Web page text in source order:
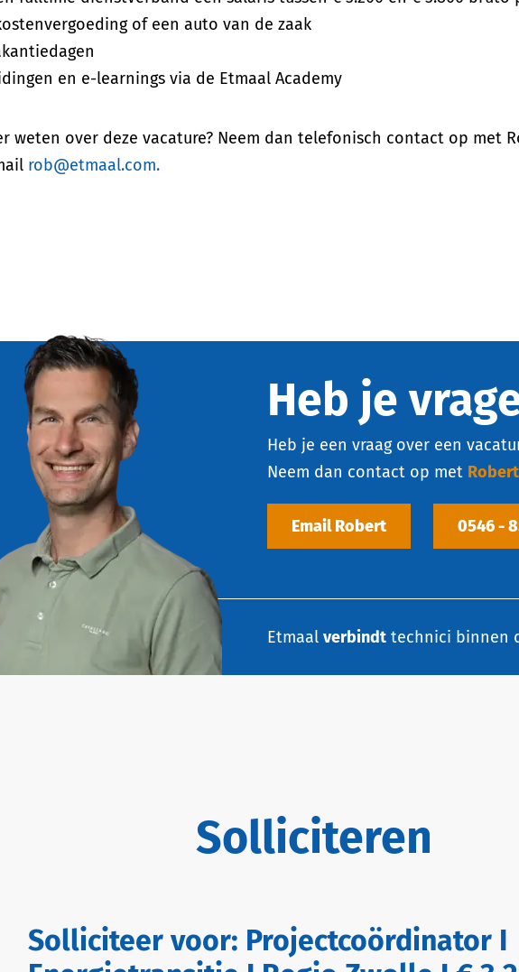
of een auto van de zaak
en e-learnings via de Etmaal Academy
weten over deze vacature? Neem dan telefonisch contact op met
rob@etmaal.com.
Heb je
Heb je een vraag over een
Neem dan contact op met Robert
Email Robert 0546 -
Etmaal verbindt technici binnen
Solliciteren
Solliciteer voor: Projectcoördinator I